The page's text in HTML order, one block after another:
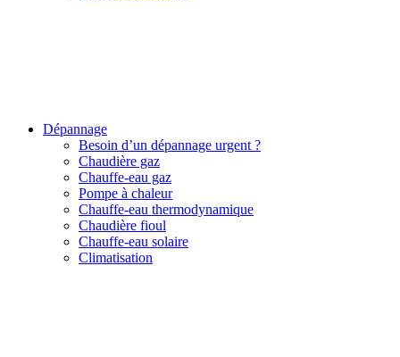
Dépannage
Besoin d’un dépannage urgent ?
Chaudière gaz
Chauffe-eau gaz
Pompe à chaleur
Chauffe-eau thermodynamique
Chaudière fioul
Chauffe-eau solaire
Climatisation